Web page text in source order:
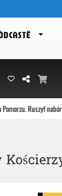
Ruszył nabór